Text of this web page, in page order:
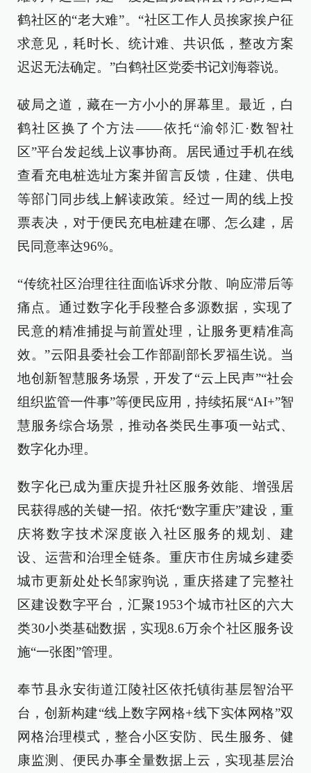
鹤社区的“老大难”。“社区工作人员挨家挨户征
求意见，耗时长、统计难、共识低，整改方案
迟迟无法确定。”白鹤社区党委书记刘海蓉说。
破局之道，藏在一方小小的屏幕里。最近，白
鹤社区换了个方法——依托“渝邻汇·数智社
区”平台发起线上议事协商。居民通过手机在线
查看充电桩选址方案并留言反馈，住建、供电
等部门同步线上解读政策。经过一周的线上投
票表决，对于便民充电桩建在哪、怎么建，居
民同意率达96%。
“传统社区治理往往面临诉求分散、响应滞后等
痛点。通过数字化手段整合多源数据，实现了
民意的精准捕捉与前置处理，让服务更精准高
效。”云阳县委社会工作部副部长罗福生说。当
地创新智慧服务场景，开发了“云上民声”“社会
组织监管一件事”等便民应用，持续拓展“AI+”智
慧服务综合场景，推动各类民生事项一站式、
数字化办理。
数字化已成为重庆提升社区服务效能、增强居
民获得感的关键一招。依托“数字重庆”建设，重
庆将数字技术深度嵌入社区服务的规划、建
设、运营和治理全链条。重庆市住房城乡建委
城市更新处处长邹家驹说，重庆搭建了完整社
区建设数字平台，汇聚1953个城市社区的六大
类30小类基础数据，实现8.6万余个社区服务设
施“一张图”管理。
奉节县永安街道江陵社区依托镇街基层智治平
台，创新构建“线上数字网格+线下实体网格”双
网格治理模式，整合小区安防、民生服务、健
康监测、便民办事全量数据上云，实现基层治